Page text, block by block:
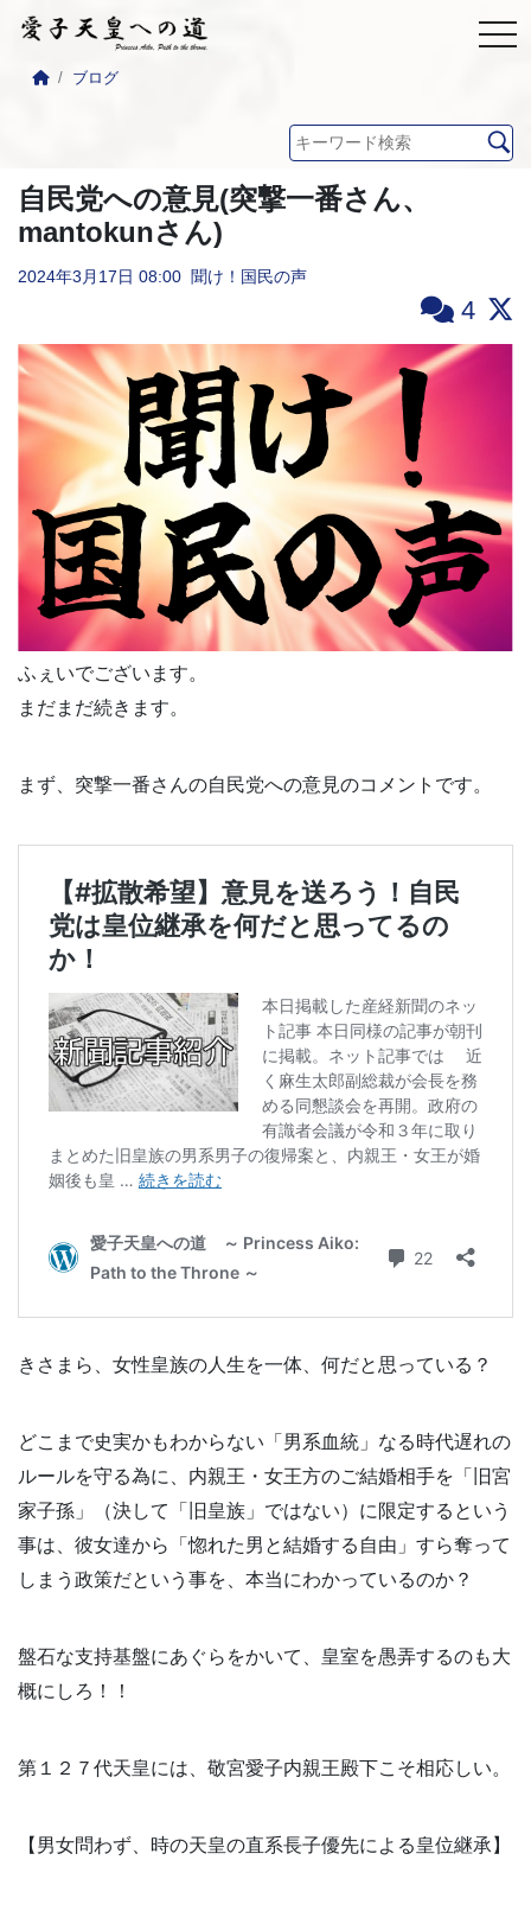
ブログ
自民党への意見(突撃一番さん、
mantokunさん)
2024年3月17日 08:00 聞け！国民の声
4
ふぇいでございます。
まだまだ続きます。
まず、突撃一番さんの自民党への意見のコメントです。
きさまら、女性皇族の人生を一体、何だと思っている？
どこまで史実かもわからない「男系血統」なる時代遅れの
ルールを守る為に、内親王・女王方のご結婚相手を「旧宮
家子孫」（決して「旧皇族」ではない）に限定するという
事は、彼女達から「惚れた男と結婚する自由」すら奪って
しまう政策だという事を、本当にわかっているのか？
盤石な支持基盤にあぐらをかいて、皇室を愚弄するのも大
概にしろ！！
第１２７代天皇には、敬宮愛子内親王殿下こそ相応しい。
【男女問わず、時の天皇の直系長子優先による皇位継承】